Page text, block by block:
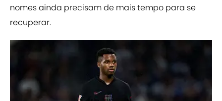
nomes ainda precisam de mais tempo para se
recuperar.